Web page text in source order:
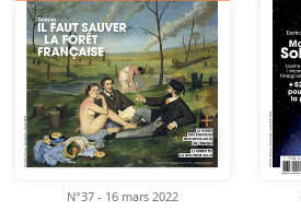
N°37 - 16 mars 2022